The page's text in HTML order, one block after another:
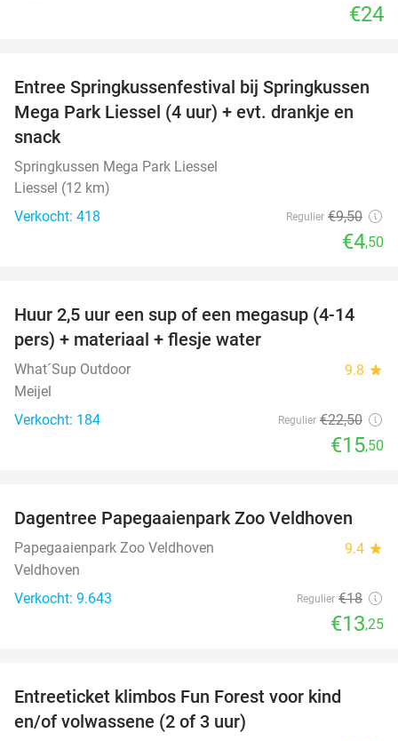
€24
53%
Entree Springkussenfestival bij Springkussen
Mega Park Liessel (4 uur) + evt. drankje en
snack
Springkussen Mega Park Liessel
Liessel (12 km)
Verkocht: 418
Regulier €9,50
€4,50
31%
Huur 2,5 uur een sup of een megasup (4-14
pers) + materiaal + flesje water
What´Sup Outdoor 9.8 star
Meijel
Verkocht: 184
Regulier €22,50
€15,50
26%
Dagentree Papegaaienpark Zoo Veldhoven
Papegaaienpark Zoo Veldhoven 9.4 star
Veldhoven
Verkocht: 9.643
Regulier €18
€13,25
Entreeticket klimbos Fun Forest voor kind
en/of volwassene (2 of 3 uur)